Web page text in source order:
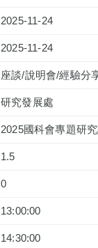
2025-11-24
2025-11-24
座談/說明會/經驗分
研究發展處
2025國科會專題研
1.5
0
13:00:00
14:30:00